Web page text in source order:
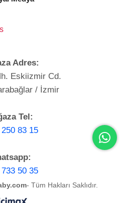
Adres:
Eskiizmir Cd.
/ İzmir
Tel:
83 15
50 35
- Tüm Hakları Saklıdır.